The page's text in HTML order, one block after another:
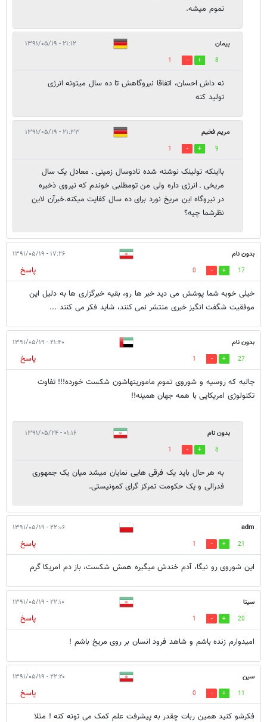
تموم میشه.
پیمان ۲۱:۱۲ - ۱۳۹۱/۰۵/۱۹
8
1
نه داش احسان، اتفاقا نیروگاهش تا ده سال میتونه انرژی
تولید کنه
مریم فخیم ۲۱:۳۳ - ۱۳۹۱/۰۵/۱۹
9
1
بااینکه تولینک نوشته شده تادوسال زمینی ـ معادل یک سال
مریخی ـ انرژی داره ولی من تومطلبی خوندم که نیروی ذخیره
در نیروگاه این مریخ نورد برای ده سال کفایت میکنه.خبرآن لاین
نظرشما چیه؟
بدون نام ۱۷:۲۶ - ۱۳۹۱/۰۵/۱۹
17
0
پاسخ
خیلی خوبه شما پوشش می دید خبر ها رو، بقیه خبرگزاری ها به دلیل این
موفقیت شگفت انگیز خبری منتشر نمی کنند، شاید فکر می کنند ...
بدون نام ۲۱:۴۰ - ۱۳۹۱/۰۵/۱۹
27
1
پاسخ
جالبه که روسیه و شوروی تموم ماموریتهاشون شکست خورده!!! تفاوت
تکنولوژی امریکایی با همه جهان همینه!!
بدون نام ۰۱:۱۶ - ۱۳۹۱/۰۵/۲۴
8
1
به هر حال باید یک فرقی هایی نمایان میشد میان یک جمهوری
فدرالی و یک حکومت تمرکز گرای کمونیستی.
adm ۲۲:۰۶ - ۱۳۹۱/۰۵/۱۹
21
1
پاسخ
این شوروی رو نیگا، آدم خندش میگیره همش شکست، باز دم امریکا گرم
سینا ۲۲:۱۰ - ۱۳۹۱/۰۵/۱۹
20
1
پاسخ
امیدوارم زنده باشم و شاهد فرود انسان بر روی مریخ باشم !
سین ۲۲:۲۰ - ۱۳۹۱/۰۵/۱۹
11
0
پاسخ
فکرشو کنید همین ربات چقدر به پیشرفت علم کمک می تونه کنه ! مثلا